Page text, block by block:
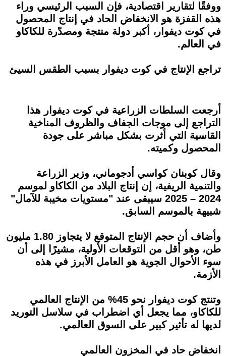
ووفقًا لتقارير اقتصادية، فإن السبب الرئيسي وراء
هذه القفزة هو الانخفاض الحاد في إنتاج المحصول
في كوت ديفوار، أكبر دولة منتجة ومصدّرة للكاكاو
في العالم.
تراجع الإنتاج في كوت ديفوار بسبب الطقس السيئ
أرجعت السلطات الزراعية في كوت ديفوار هذا
التراجع إلى موجات الجفاف والظروف المناخية
القاسية التي أثرت بشكل مباشر على جودة
المحصول وكميته.
وقال كوبنان كواسي أدجوماني، وزير الزراعة
والتنمية الريفية، إن إنتاج البلاد من الكاكاو لموسم
2024 – 2025 سيبقى عند "مستويات مخيبة للآمال"
شبيهة بالموسم السابق.
وأضاف أن حجم الإنتاج المتوقع لا يتجاوز 1.80 مليون
طن، وهو أقل من التوقعات الأولية، مشيرًا إلى أن
سوء الأحوال الجوية هو العامل الأبرز في هذه
الأزمة.
وتنتج كوت ديفوار نحو 45% من الإنتاج العالمي
للكاكاو، مما يجعل أي اضطراب في سلاسل التوريد
لديها له تأثير كبير على السوق العالمي.
انخفاض حاد في المخزون العالمي